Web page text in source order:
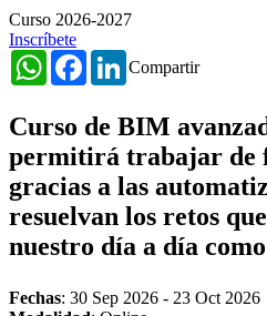
Curso 2026-2027
Inscríbete
Compartir
WhatsAppFacebookLinkedIn
Curso de BIM
permitirá trabajar de
gracias a las
resuelvan los retos
nuestro día a día
Fechas: 30 Sep 2026 - 23 Oct 2026